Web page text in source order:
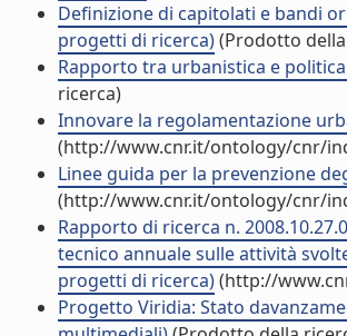
Definizione di capitolati e bandi
progetti di ricerca)(Prodotto
Rapporto tra urbanistica e
ricerca)
Innovare la regolamentazione
(http://www.cnr.it/ontology/cnr/
Linee guida per la prevenzione
(http://www.cnr.it/ontology/cnr/
Rapporto di ricerca n.
tecnico annuale sulle attività
progetti di ricerca)(http://
Progetto Viridia: Stato